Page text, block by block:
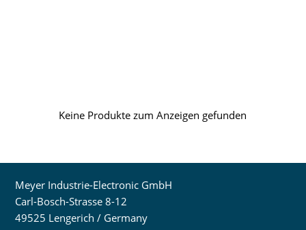
Keine Produkte zum Anzeigen gefunden
Meyer Industrie-Electronic GmbH
Carl-Bosch-Strasse 8-12
49525 Lengerich / Germany